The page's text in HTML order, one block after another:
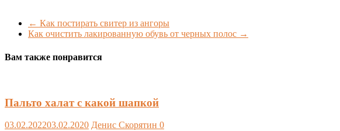
← Как постирать свитер из ангоры
Как очистить лакированную обувь от черных полос →
Вам также понравится
Пальто халат с какой шапкой
03.02.202203.02.2020 Денис Скорятин 0